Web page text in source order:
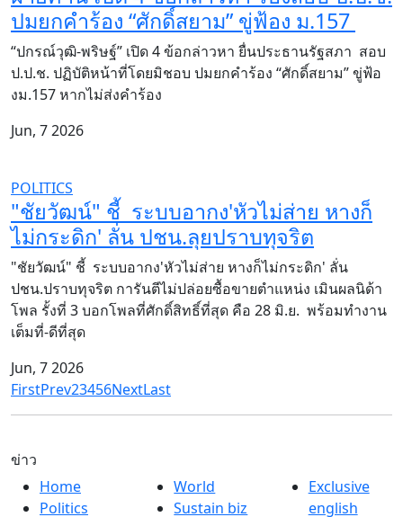
ปมยกคำร้อง “ศักดิ์สยาม” ขู่ฟ้อง ม.157
“ปกรณ์วุฒิ-พริษฐ์” เปิด 4 ข้อกล่าวหา ยื่นประธานรัฐสภา สอบ
ป.ป.ช. ปฏิบัติหน้าที่โดยมิชอบ ปมยกคำร้อง “ศักดิ์สยาม” ขู่ฟ้อ
งม.157 หากไม่ส่งคำร้อง
Jun, 7 2026
POLITICS
"ชัยวัฒน์" ชี้ ระบบอากง'หัวไม่ส่าย หางก็
ไม่กระดิก' ลั่น ปชน.ลุยปราบทุจริต
"ชัยวัฒน์" ชี้ ระบบอากง'หัวไม่ส่าย หางก็ไม่กระดิก' ลั่น
ปชน.ปราบทุจริต การันตีไม่ปล่อยซื้อขายตำแหน่ง เมินผลนิด้า
โพล รั้งที่ 3 บอกโพลที่ศักดิ์สิทธิ์ที่สุด คือ 28 มิ.ย. พร้อมทำงาน
เต็มที่-ดีที่สุด
Jun, 7 2026
FirstPrev23456NextLast
ข่าว
Home
Politics
World
Sustain biz
Exclusive
english